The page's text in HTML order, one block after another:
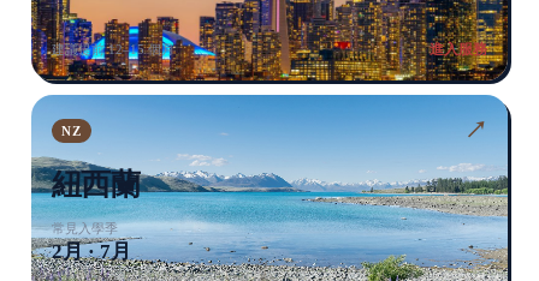
建議提前 12–15 個月 進入服務
NZ ↗
紐西蘭
常見入學季
2月 · 7月